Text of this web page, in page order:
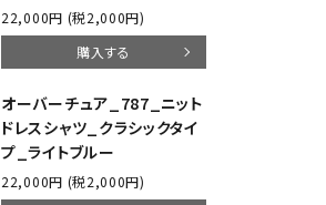
22,000円 (税2,000円)
購入する
オーバーチュア_787_ニット
ドレスシャツ_クラシックタイ
プ_ライトブルー
22,000円 (税2,000円)